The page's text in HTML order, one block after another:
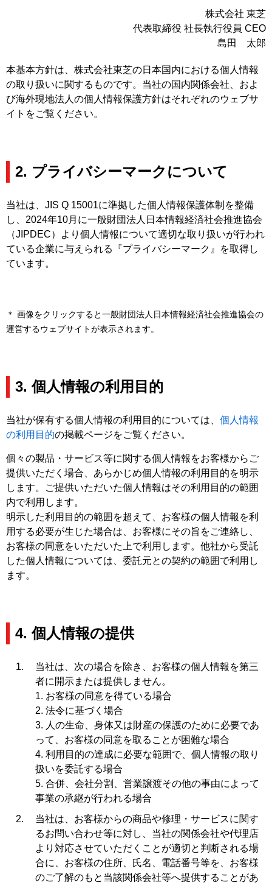
株式会社 東芝
代表取締役 社長執行役員 CEO
島田 太郎
本基本方針は、株式会社東芝の日本国内における個人情報
の取り扱いに関するものです。当社の国内関係会社、およ
び海外現地法人の個人情報保護方針はそれぞれのウェブサ
イトをご覧ください。
2. プライバシーマークについて
当社は、JIS Q 15001に準拠した個人情報保護体制を整備
し、2024年10月に一般財団法人日本情報経済社会推進協会
（JIPDEC）より個人情報について適切な取り扱いが行われ
ている企業に与えられる『プライバシーマーク』を取得し
ています。
＊ 画像をクリックすると一般財団法人日本情報経済社会推進協会の
運営するウェブサイトが表示されます。
3. 個人情報の利用目的
当社が保有する個人情報の利用目的については、 個人情報
の利用目的の掲載ページをご覧ください。
個々の製品・サービス等に関する個人情報をお客様からご
提供いただく場合、あらかじめ個人情報の利用目的を明示
します。ご提供いただいた個人情報はその利用目的の範囲
内で利用します。
明示した利用目的の範囲を超えて、お客様の個人情報を利
用する必要が生じた場合は、お客様にその旨をご連絡し、
お客様の同意をいただいた上で利用します。他社から受託
した個人情報については、委託元との契約の範囲で利用し
ます。
4. 個人情報の提供
当社は、次の場合を除き、お客様の個人情報を第三
者に開示または提供しません。
1. お客様の同意を得ている場合
2. 法令に基づく場合
3. 人の生命、身体又は財産の保護のために必要であ
って、お客様の同意を取ることが困難な場合
4. 利用目的の達成に必要な範囲で、個人情報の取り
扱いを委託する場合
5. 合併、会社分割、営業譲渡その他の事由によって
事業の承継が行われる場合
当社は、お客様からの商品や修理・サービスに関す
るお問い合わせ等に対し、当社の関係会社や代理店
より対応させていただくことが適切と判断される場
合に、お客様の住所、氏名、電話番号等を、お客様
のご了解のもと当該関係会社等へ提供することがあ